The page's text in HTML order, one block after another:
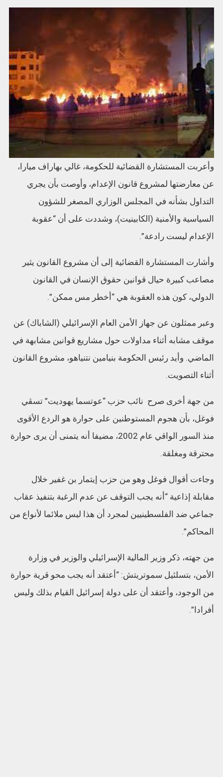
وأعربت المستشارة القضائية للحكومة، غالي بهاراف ميارا،
عن معارضتها لمشروع قانون الإعدام، وأوصت بأن يجري
التداول بشأنه في المجلس الوزاري المصغر للشؤون
السياسية والأمنية (الكابينيت)، وشددت على أن “عقوبة
الإعدام ليست رادعة”.
وأشارت المستشارة القضائية إلى أن مشروع القانون يثير
مصاعب كبيرة حيال قوانين حقوق الإنسان في القانون
الدولي، كون هذه العقوبة هي “أخطر مس ممكن”.
وعبر ممثلون عن جهاز الأمن العام الإسرائيلي (الشاباك) عن
موقف مشابه أثناء مداولات حول مشاريع قوانين مشابهة في
الماضي. وأيد رئيس الحكومة بنيامين نتنياهو، مشروع القانون
أثناء التصويت.
من جهة أخرى صرح نائب حزب “عوتسما يهوديت” تسڤي
فوغل، بأن هجوم المستوطنين على حوارة هو الردع الأقوى
منذ السور الواقي عام 2002، مضيفا أنه يتمنى أن يرى حوارة
محترقة ومغلقة.
وجاءت أقوال فوغل وهو من حزب إيتمار بن غفير خلال
مقابلة إذاعية “أنه يجب التوقف عن عدم الرغبة بتنفيذ عقاب
جماعي ضد الفلسطينيين لمجرد أن هذا ليس ملائما لأنواع من
المحاكم”.
من جهته، ذكر وزير المالية الإسرائيلي والوزير في وزارة
الأمن، بتسلئيل سموتريتش: “أعتقد أنه يجب محو قرية حوارة
من الوجود، وأعتقد أن على دولة إسرائيل القيام بذلك وليس
أفرادا”.